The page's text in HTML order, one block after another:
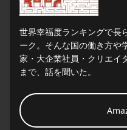
世界幸福度ランキングで長
ーク。そんな国の働き方や
家・大企業社員・クリエイ
まで、話を聞いた。